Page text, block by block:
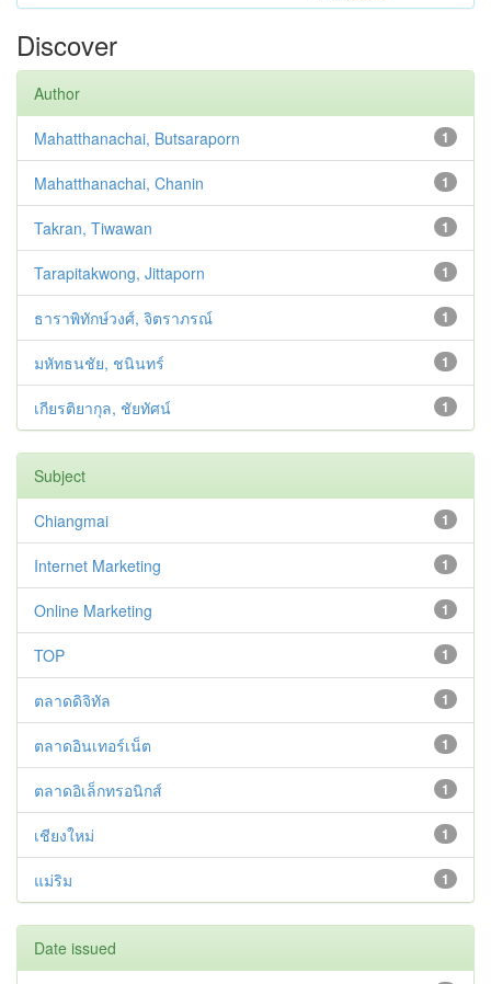
Discover
Author
1
Mahatthanachai, Butsaraporn
1
Mahatthanachai, Chanin
1
Takran, Tiwawan
1
Tarapitakwong, Jittaporn
1
ธาราพิทักษ์วงศ์, จิตราภรณ์
1
มหัทธนชัย, ชนินทร์
1
เกียรติยากุล, ชัยทัศน์
Subject
1
Chiangmai
1
Internet Marketing
1
Online Marketing
1
TOP
1
ตลาดดิจิทัล
1
ตลาดอินเทอร์เน็ต
1
ตลาดอิเล็กทรอนิกส์
1
เชียงใหม่
1
แม่ริม
Date issued